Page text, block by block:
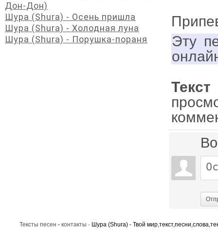
Эту
Дон-Дон)
Шура (Shura) - Осень пришла
Шура (Shura) - Холодная луна
Шура (Shura) - Порушка-пораня
Тексты песен - контакты · Шура (Shura) - Твой